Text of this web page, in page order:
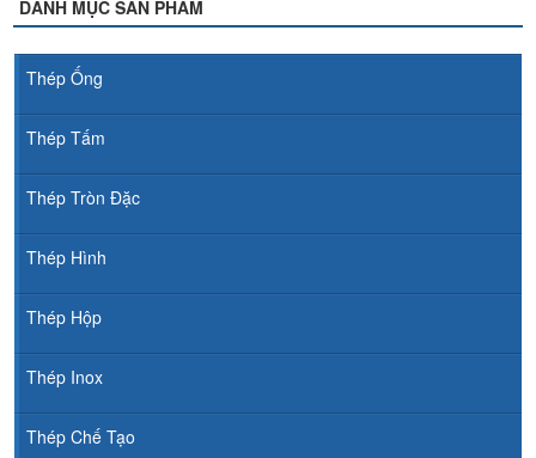
DANH MỤC SẢN PHẨM
Thép Ống
Thép Tấm
Thép Tròn Đặc
Thép Hình
Thép Hộp
Thép Inox
Thép Chế Tạo